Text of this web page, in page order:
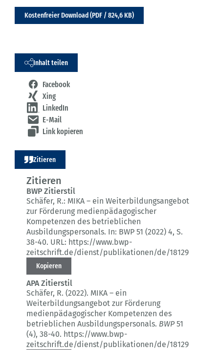
Kostenfreier Download (PDF / 824,6 KB)
Inhalt teilen
Facebook
Xing
LinkedIn
E-Mail
Link kopieren
Zitieren
Zitieren
BWP Zitierstil
Schäfer, R.: MIKA – ein Weiterbildungsangebot
zur Förderung medienpädagogischer
Kompetenzen des betrieblichen
Ausbildungspersonals. In: BWP 51 (2022) 4, S.
38-40. URL: https://www.bwp-
zeitschrift.de/dienst/publikationen/de/18129
Kopieren
APA Zitierstil
Schäfer, R. (2022). MIKA – ein
Weiterbildungsangebot zur Förderung
medienpädagogischer Kompetenzen des
betrieblichen Ausbildungspersonals. BWP51
(4), 38-40. https://www.bwp-
zeitschrift.de/dienst/publikationen/de/18129